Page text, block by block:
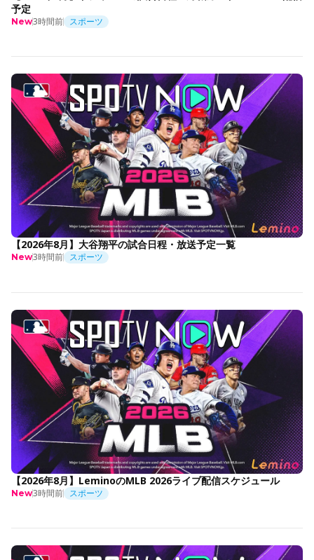
予定
New3時間前 スポーツ
【2026年8月】大谷翔平の試合日程・放送予定一覧
New3時間前 スポーツ
【2026年8月】LeminoのMLB 2026ライブ配信スケジュール
New3時間前 スポーツ